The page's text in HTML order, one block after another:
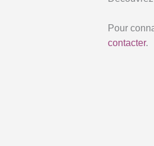
Pour
contacter.